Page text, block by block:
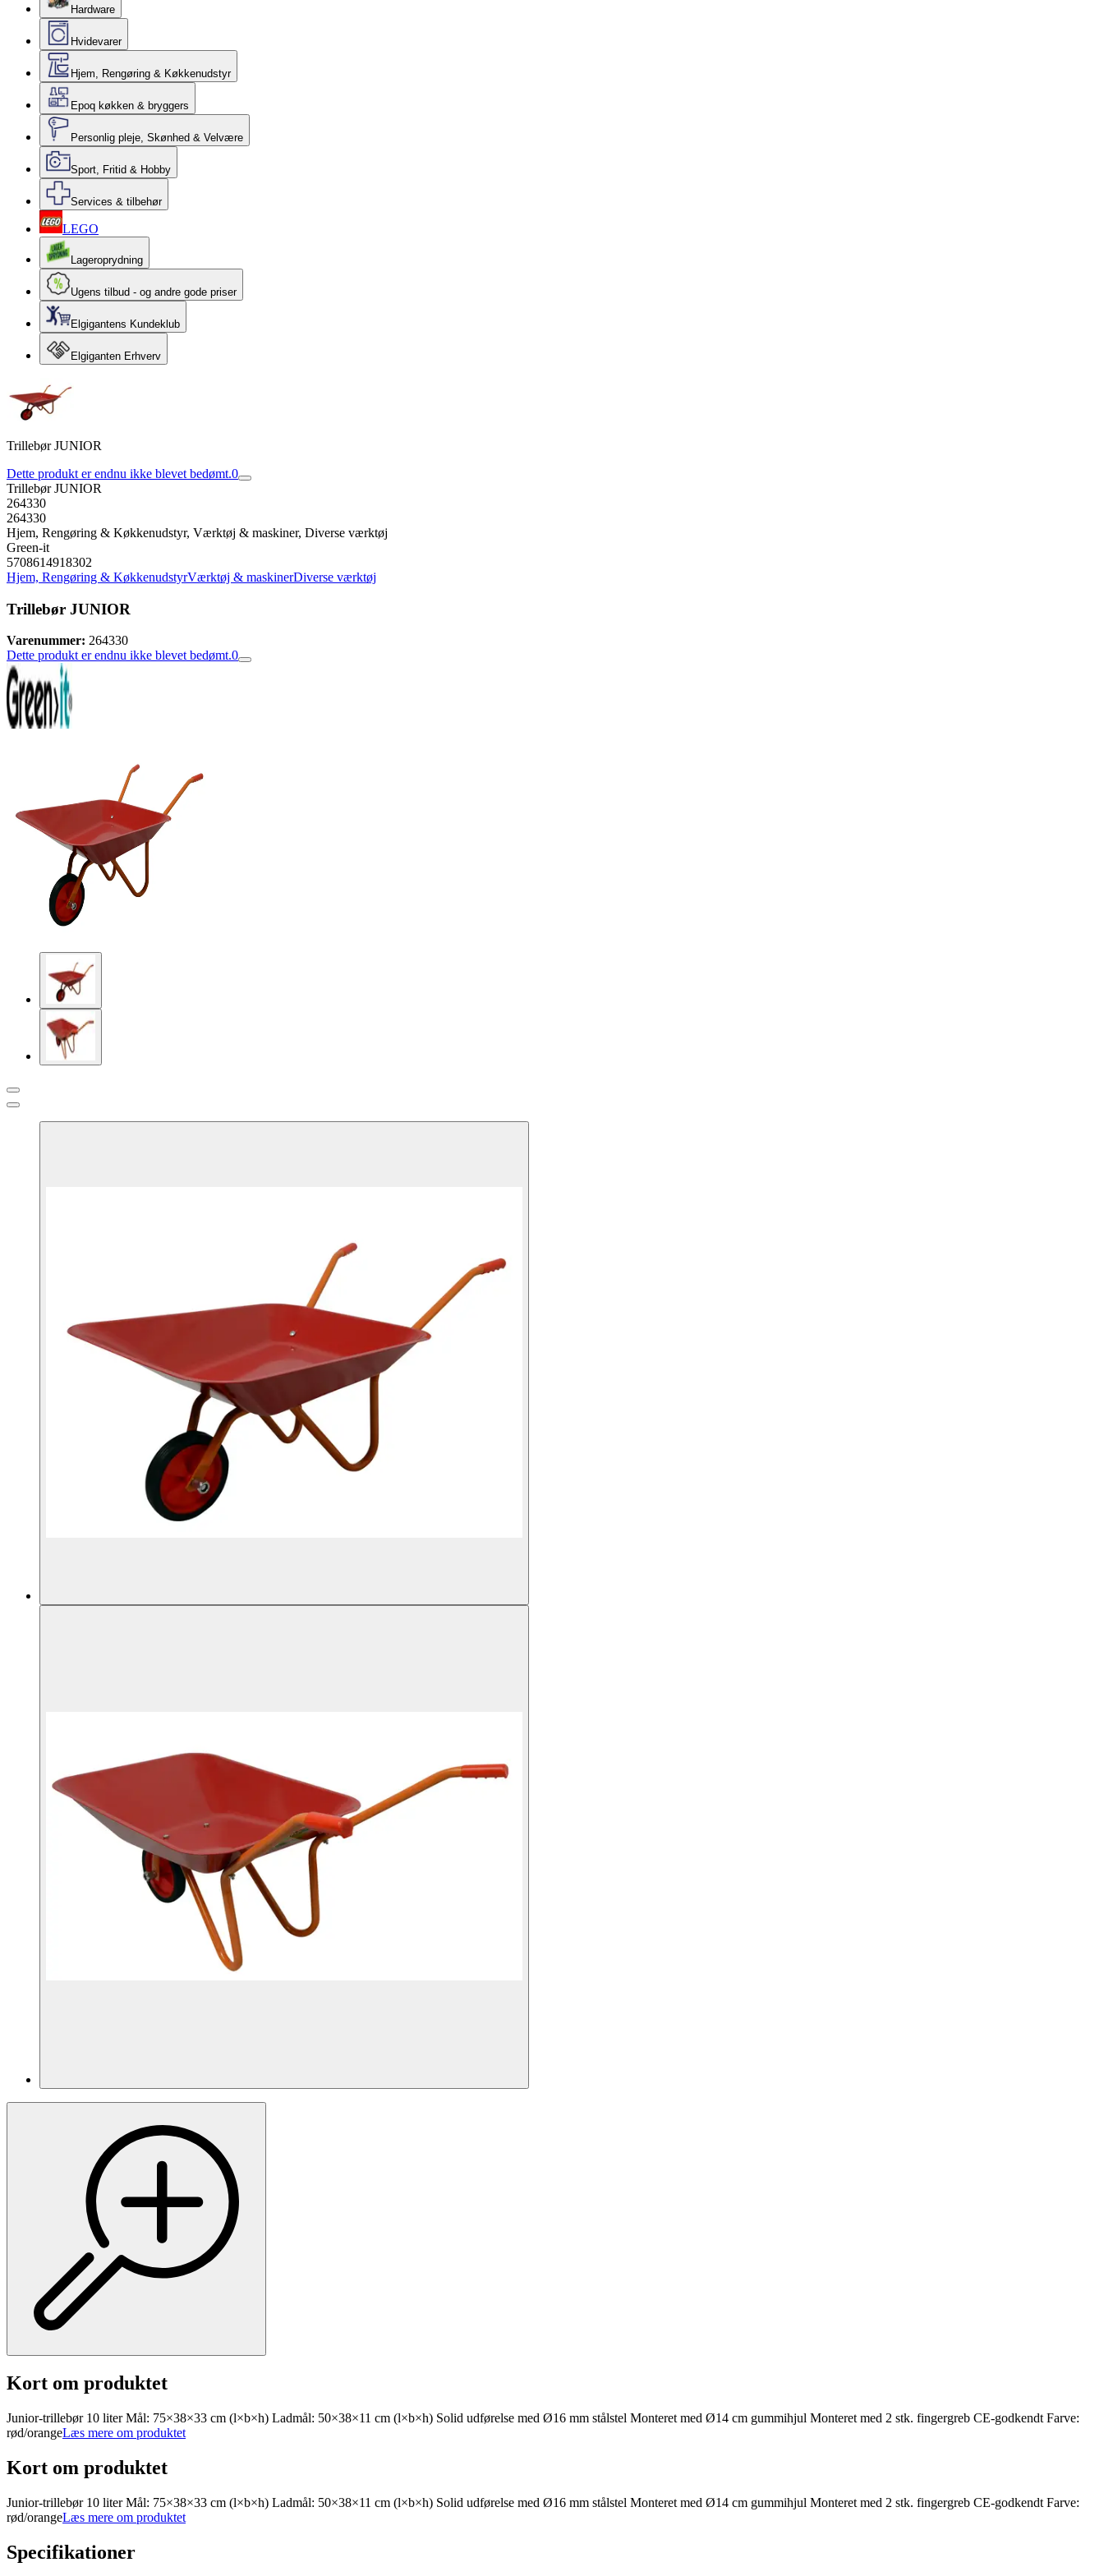
Hardware
Hvidevarer
Hjem, Rengøring & Køkkenudstyr
Epoq køkken & bryggers
Personlig pleje, Skønhed & Velvære
Sport, Fritid & Hobby
Services & tilbehør
LEGO
Lageroprydning
Ugens tilbud - og andre gode priser
Elgigantens Kundeklub
Elgiganten Erhverv
Trillebør JUNIOR
Dette produkt er endnu ikke blevet bedømt.0
Trillebør JUNIOR
264330
264330
Hjem, Rengøring & Køkkenudstyr, Værktøj & maskiner, Diverse værktøj
Green-it
5708614918302
Hjem, Rengøring & KøkkenudstyrVærktøj & maskinerDiverse værktøj
Trillebør JUNIOR
Varenummer: 264330
Dette produkt er endnu ikke blevet bedømt.0
Kort om produktet
Junior-trillebør 10 liter Mål: 75×38×33 cm (l×b×h) Ladmål: 50×38×11 cm (l×b×h) Solid udførelse med Ø16 mm stålstel Monteret med Ø14 cm gummihjul Monteret med 2 stk. fingergreb CE-godkendt Farve:
rød/orangeLæs mere om produktet
Kort om produktet
Junior-trillebør 10 liter Mål: 75×38×33 cm (l×b×h) Ladmål: 50×38×11 cm (l×b×h) Solid udførelse med Ø16 mm stålstel Monteret med Ø14 cm gummihjul Monteret med 2 stk. fingergreb CE-godkendt Farve:
rød/orangeLæs mere om produktet
Specifikationer